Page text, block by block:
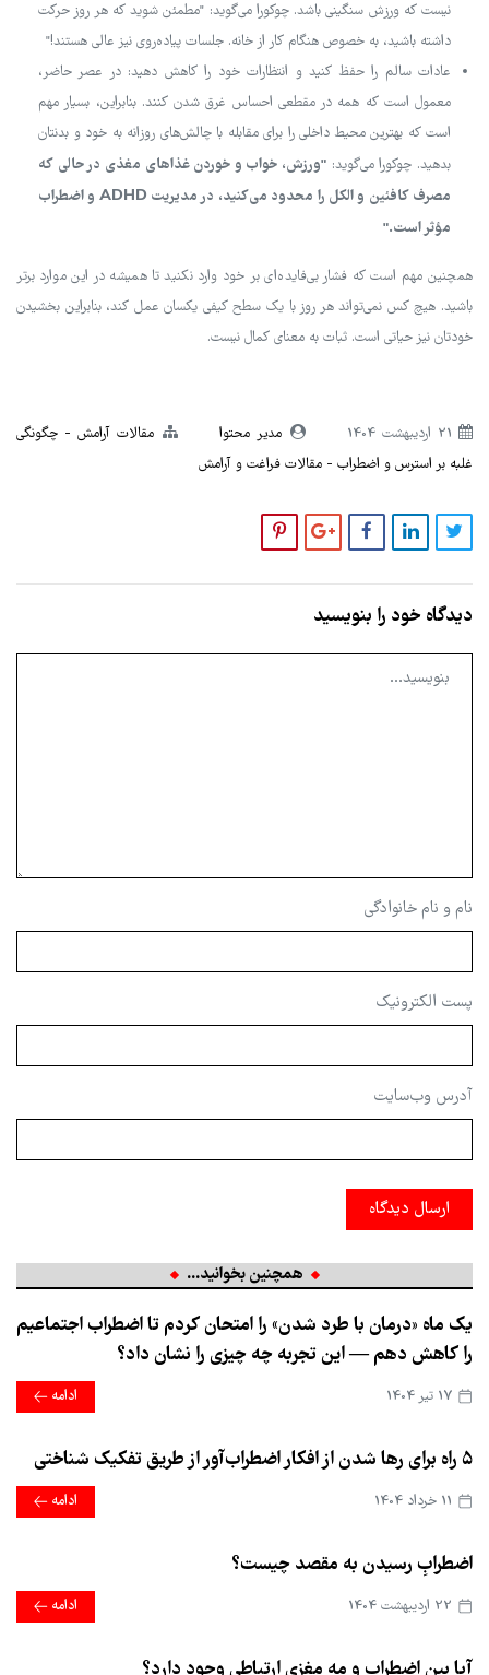
نیست که ورزش سنگینی باشد. چوکورا می‌گوید: "مطمئن شوید که هر روز حرکت
داشته باشید، به خصوص هنگام کار از خانه. جلسات پیاده‌روی نیز عالی هستند!"
عادات سالم را حفظ کنید و انتظارات خود را کاهش دهید: در عصر حاضر،
معمول است که همه در مقطعی احساس غرق شدن کنند. بنابراین، بسیار مهم
است که بهترین محیط داخلی را برای مقابله با چالش‌های روزانه به خود و بدنتان
بدهید. چوکورا می‌گوید: "ورزش، خواب و خوردن غذاهای مغذی در حالی که
مصرف کافئین و الکل را محدود می‌کنید، در مدیریت ADHD و اضطراب
مؤثر است."
همچنین مهم است که فشار بی‌فایده‌ای بر خود وارد نکنید تا همیشه در این موارد برتر
باشید. هیچ کس نمی‌تواند هر روز با یک سطح کیفی یکسان عمل کند، بنابراین بخشیدن
خودتان نیز حیاتی است. ثبات به معنای کمال نیست.
مدیر محتوا مقالات آرامش
چگونگی
غلبه بر استرس و اضطراب
مقالات فراغت و آرامش
دیدگاه خود را بنویسید
نام و نام خانوادگی
پست الکترونیک
آدرس وب‌سایت
ارسال دیدگاه
همچنین بخوانید...
یک ماه «درمان با طرد شدن» را امتحان کردم تا اضطراب اجتماعیم
را کاهش دهم — این تجربه چه چیزی را نشان داد؟
ادامه
۵ راه برای رها شدن از افکار اضطراب‌آور از طریق تفکیک شناختی
ادامه
اضطرابِ رسیدن به مقصد چیست؟
ادامه